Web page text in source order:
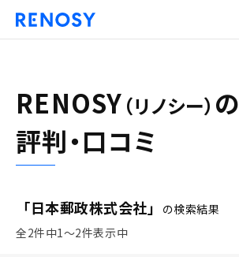
RENOSY （リノシー） の
評判・口コミ
「日本郵政株式会社」
の検索結果
全2件中1〜2件表示中